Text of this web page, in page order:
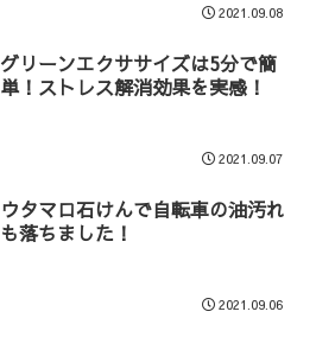
2021.09.08
グリーンエクササイズは5分で簡
単！ストレス解消効果を実感！
2021.09.07
ウタマロ石けんで自転車の油汚れ
も落ちました！
2021.09.06